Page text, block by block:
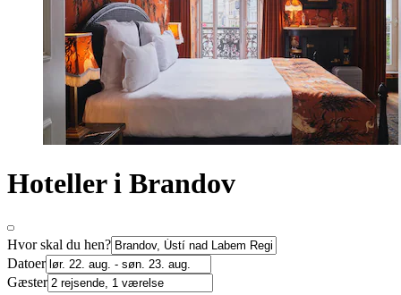
Hoteller i Brandov
Hvor skal du hen?
Datoer
Gæster